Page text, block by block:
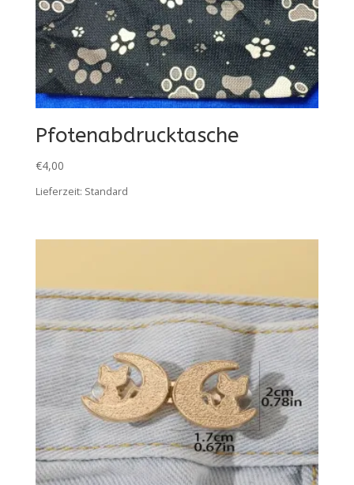
Pfotenabdrucktasche
€4,00
Lieferzeit: Standard